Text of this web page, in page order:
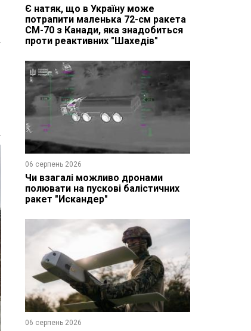
Є натяк, що в Україну може
потрапити маленька 72-см ракета
CM-70 з Канади, яка знадобиться
проти реактивних "Шахедів"
06 серпень 2026
Чи взагалі можливо дронами
полювати на пускові балістичних
ракет "Искандер"
06 серпень 2026